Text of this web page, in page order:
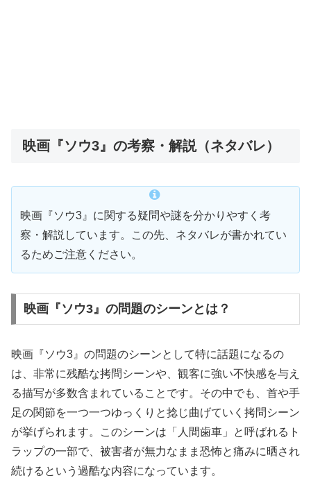
映画『ソウ3』の考察・解説（ネタバレ）
映画『ソウ3』に関する疑問や謎を分かりやすく考
察・解説しています。この先、ネタバレが書かれてい
るためご注意ください。
映画『ソウ3』の問題のシーンとは？
映画『ソウ3』の問題のシーンとして特に話題になるの
は、非常に残酷な拷問シーンや、観客に強い不快感を与え
る描写が多数含まれていることです。その中でも、首や手
足の関節を一つ一つゆっくりと捻じ曲げていく拷問シーン
が挙げられます。このシーンは「人間歯車」と呼ばれるト
ラップの一部で、被害者が無力なまま恐怖と痛みに晒され
続けるという過酷な内容になっています。